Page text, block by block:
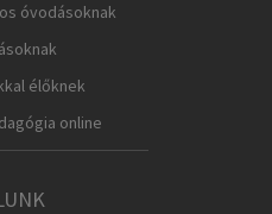
óvodásoknak
élőknek
online